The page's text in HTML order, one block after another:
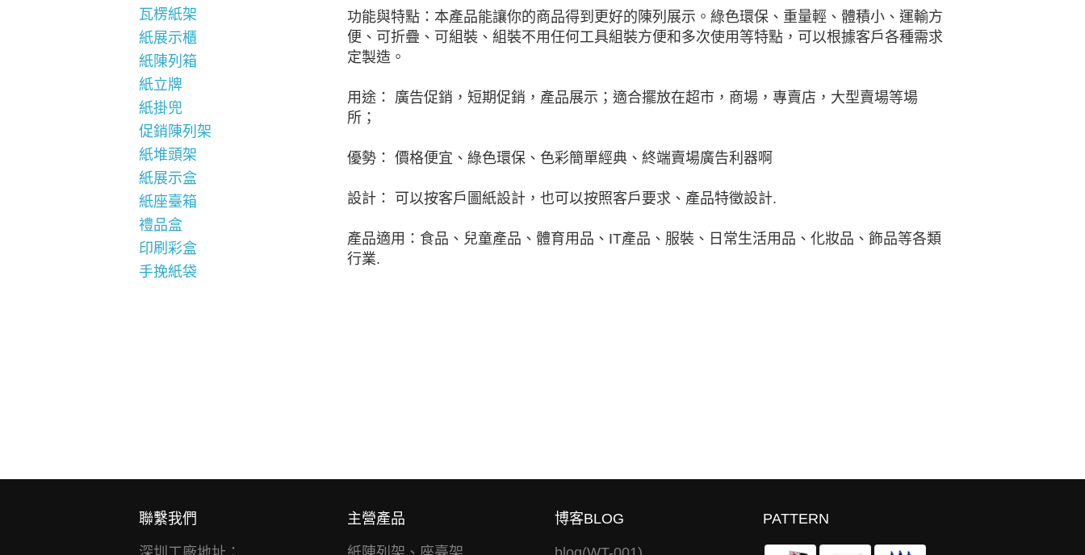
瓦楞紙架
紙展示櫃
紙陳列箱
紙立牌
紙掛兜
促銷陳列架
紙堆頭架
紙展示盒
紙座臺箱
禮品盒
印刷彩盒
手挽紙袋
功能與特點：本產品能讓你的商品得到更好的陳列展示。綠色環保、重量輕、體積小、運輸方
便、可折疊、可組裝、組裝不用任何工具組裝方便和多次使用等特點，可以根據客戶各種需求
定製造。
用途： 廣告促銷，短期促銷，產品展示；適合擺放在超市，商場，專賣店，大型賣場等場
所；
優勢： 價格便宜、綠色環保、色彩簡單經典、終端賣場廣告利器啊
設計： 可以按客戶圖紙設計，也可以按照客戶要求、產品特徵設計.
產品適用：食品、兒童產品、體育用品、IT產品、服裝、日常生活用品、化妝品、飾品等各類
行業.
聯繫我們 主營產品 博客BLOG PATTERN